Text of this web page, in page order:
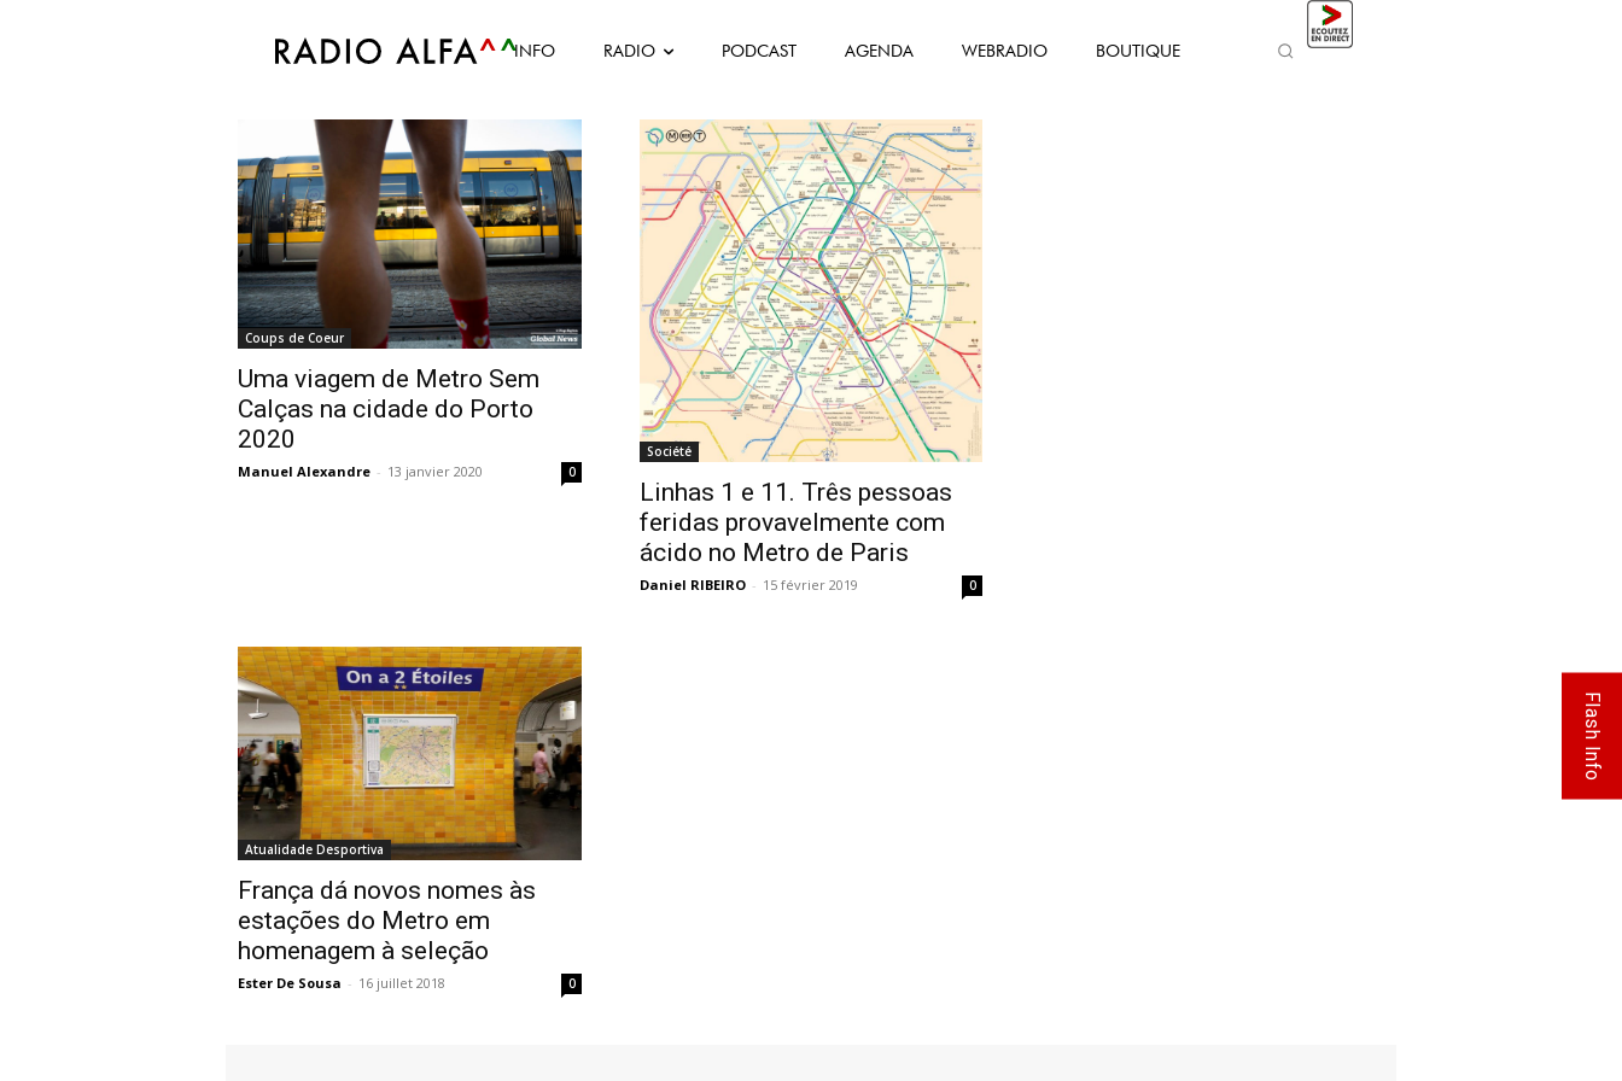
INFO RADIO PODCAST AGENDA WEBRADIO BOUTIQUE
Accueil Tags Metro
Tag: metro
Coups de Coeur
Uma viagem de Metro Sem
Calças na cidade do Porto
2020
Manuel Alexandre - 13 janvier 2020 0
Société
Linhas 1 e 11. Três pessoas
feridas provavelmente com
ácido no Metro de Paris
Daniel RIBEIRO - 15 février 2019 0
Atualidade Desportiva
França dá novos nomes às
estações do Metro em
homenagem à seleção
Ester De Sousa - 16 juillet 2018 0
Flash Info